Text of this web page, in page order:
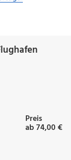
Preis
ab 74,00 €